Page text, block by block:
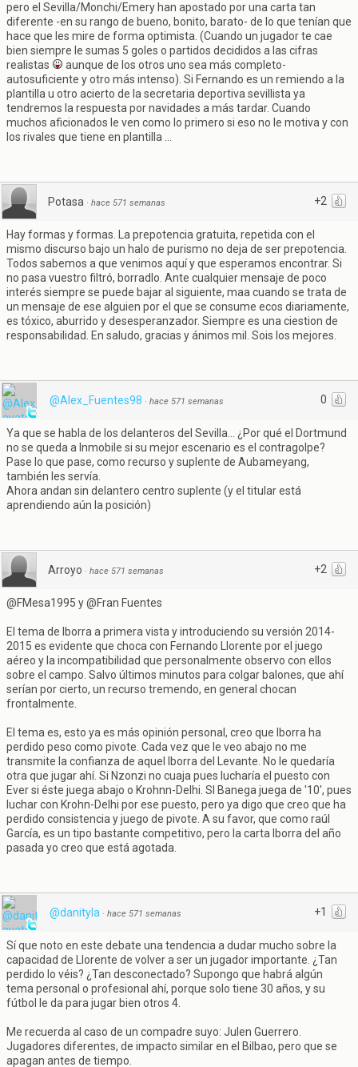
pero el Sevilla/Monchi/Emery han apostado por una carta tan
diferente -en su rango de bueno, bonito, barato- de lo que tenían que
hace que les mire de forma optimista. (Cuando un jugador te cae
bien siempre le sumas 5 goles o partidos decididos a las cifras
realistas
aunque de los otros uno sea más completo-
autosuficiente y otro más intenso). Si Fernando es un remiendo a la
plantilla u otro acierto de la secretaria deportiva sevillista ya
tendremos la respuesta por navidades a más tardar. Cuando
muchos aficionados le ven como lo primero si eso no le motiva y con
los rivales que tiene en plantilla ...
+2
Potasa · hace 571 semanas
Hay formas y formas. La prepotencia gratuita, repetida con el
mismo discurso bajo un halo de purismo no deja de ser prepotencia.
Todos sabemos a que venimos aquí y que esperamos encontrar. Si
no pasa vuestro filtró, borradlo. Ante cualquier mensaje de poco
interés siempre se puede bajar al siguiente, maa cuando se trata de
un mensaje de ese alguien por el que se consume ecos diariamente,
es tóxico, aburrido y desesperanzador. Siempre es una ciestion de
responsabilidad. En saludo, gracias y ánimos mil. Sois los mejores.
0
@Alex_Fuentes98 · hace 571 semanas
Ya que se habla de los delanteros del Sevilla... ¿Por qué el Dortmund
no se queda a Inmobile si su mejor escenario es el contragolpe?
Pase lo que pase, como recurso y suplente de Aubameyang,
también les servía.
Ahora andan sin delantero centro suplente (y el titular está
aprendiendo aún la posición)
+2
Arroyo · hace 571 semanas
@FMesa1995 y @Fran Fuentes
El tema de Iborra a primera vista y introduciendo su versión 2014-
2015 es evidente que choca con Fernando Llorente por el juego
aéreo y la incompatibilidad que personalmente observo con ellos
sobre el campo. Salvo últimos minutos para colgar balones, que ahí
serían por cierto, un recurso tremendo, en general chocan
frontalmente.
El tema es, esto ya es más opinión personal, creo que Iborra ha
perdido peso como pivote. Cada vez que le veo abajo no me
transmite la confianza de aquel Iborra del Levante. No le quedaría
otra que jugar ahí. Si Nzonzi no cuaja pues lucharía el puesto con
Ever si éste juega abajo o Krohnn-Delhi. SI Banega juega de '10', pues
luchar con Krohn-Delhi por ese puesto, pero ya digo que creo que ha
perdido consistencia y juego de pivote. A su favor, que como raúl
García, es un tipo bastante competitivo, pero la carta Iborra del año
pasada yo creo que está agotada.
+1
@danityla · hace 571 semanas
Sí que noto en este debate una tendencia a dudar mucho sobre la
capacidad de Llorente de volver a ser un jugador importante. ¿Tan
perdido lo véis? ¿Tan desconectado? Supongo que habrá algún
tema personal o profesional ahí, porque solo tiene 30 años, y su
fútbol le da para jugar bien otros 4.
Me recuerda al caso de un compadre suyo: Julen Guerrero.
Jugadores diferentes, de impacto similar en el Bilbao, pero que se
apagan antes de tiempo.